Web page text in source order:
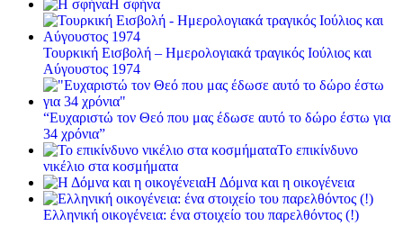
Η σφήνα
Τουρκική Εισβολή – Ημερολογιακά τραγικός Ιούλιος και
Αύγουστος 1974
“Ευχαριστώ τον Θεό που μας έδωσε αυτό το δώρο έστω για
34 χρόνια”
Το επικίνδυνο
νικέλιο στα κοσμήματα
Η Δόμνα και η οικογένεια
Ελληνική οικογένεια: ένα στοιχείο του παρελθόντος (!)